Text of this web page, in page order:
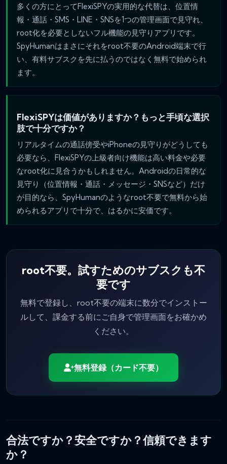
多くの方にとってFlexiSPYの実用的な代替は、位置情
報・通話・SMS・LINE・SNSを1つの管理画面で見守れ、
root化を必要としないフル機能の見守りアプリです。
SpyHumanはまさにそれをroot不要のAndroid端末で行
い、有料サブスクを先に払うのではなく無料で始められ
ます。
FlexiSPYは価値がありますか？もっと手頃な選択
肢で十分ですか？
リアルタイムの通話傍受やiPhoneの見守りがどうしても
必要なら、FlexiSPYの上級者向け機能は高い料金や必要
なroot化に見合うかもしれません。Androidの日常的な
見守り（位置情報・通話・メッセージ・SNSなど）だけ
が目的なら、SpyHumanのようなroot不要で無料から始
められるアプリで十分で、はるかに安価です。
root不要。試すためのサブスクも不
要です
無料で登録し、root不要の端末に数分でインストー
ルして、課金する前にご自身で管理画面をお確かめ
ください。
無料登録（カード不要）
合法ですか？安全ですか？信頼できます
か？